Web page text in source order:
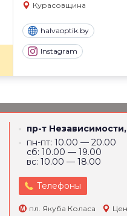
Курасовщина
halvaoptik.by
Instagram
пр-т
пн-пт: 10.00 — 20.00
сб: 10.00 — 19.00
вс: 10.00 — 18.00
Телефоны
пл. Якуба Коласа